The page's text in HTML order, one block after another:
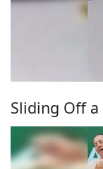
Sliding Off